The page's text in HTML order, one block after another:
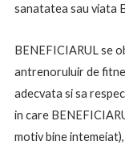
sanatatea sau viata
BENEFICIARUL se
antrenoruluir de
adecvata si sa
in care
motiv bine